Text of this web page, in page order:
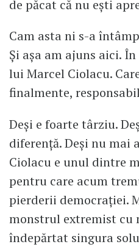
de păcat că nu ești
Cam asta ni s-a
Și așa am ajuns aici.
lui Marcel Ciolacu.
finalmente,
Deși e foarte târziu.
diferență. Deși nu mai
Ciolacu e unul dintre
pentru care acum
pierderii democrației.
monstrul extremist cu
îndepărtat singura